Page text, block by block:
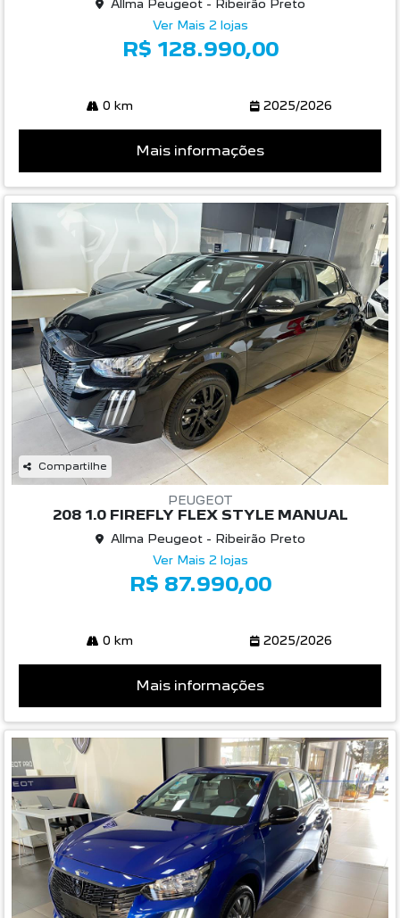
Allma Peugeot - Ribeirão Preto
Ver Mais 2 lojas
R$ 128.990,00
0 km 2025/2026
Mais informações
Compartilhe
PEUGEOT
208 1.0 FIREFLY FLEX STYLE MANUAL
Allma Peugeot - Ribeirão Preto
Ver Mais 2 lojas
R$ 87.990,00
0 km 2025/2026
Mais informações